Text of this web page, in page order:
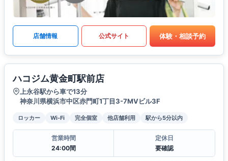
店舗情報 公式サイト 体験・相談予約
ハコジム黄金町駅前店
上永谷駅から車で13分
神奈川県横浜市中区赤門町1丁目3-7MVビル3F
ロッカー Wi-Fi 完全個室 他店舗利用 駅から5分以内
営業時間
24:00間
定休日
要確認